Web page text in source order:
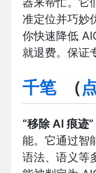
准定位并巧妙
你快速降低
就退费。保证
千笔（
“移除 AI 痕迹”
能。它通过智
语法、语义等